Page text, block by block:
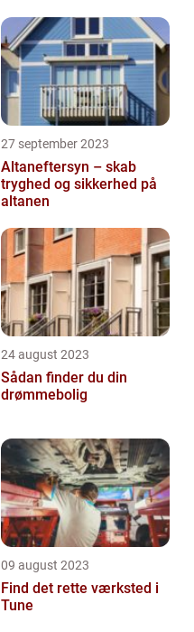
27 september 2023
Altaneftersyn – skab
tryghed og sikkerhed på
altanen
24 august 2023
Sådan finder du din
drømmebolig
09 august 2023
Find det rette værksted i
Tune